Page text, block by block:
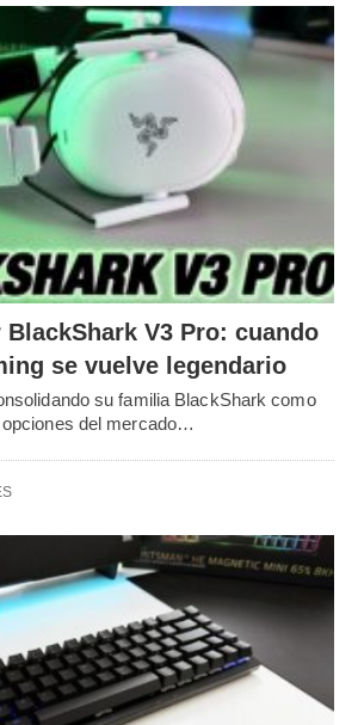
BlackShark V3 Pro: cuando
se vuelve legendario
su familia BlackShark como
del mercado…